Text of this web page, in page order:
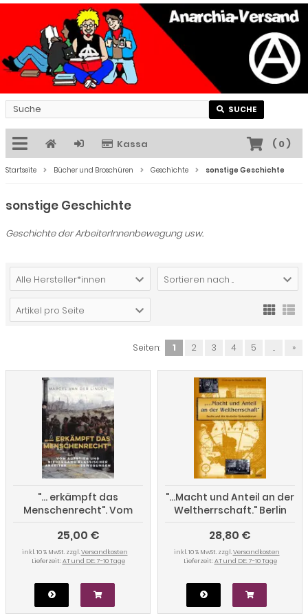
SUCHE
Kassa ( 0)
Startseite Bücher und Broschüren Geschichte sonstige Geschichte
sonstige Geschichte
Geschichte der ArbeiterInnenbewegung usw.
Alle Hersteller*innen Sortieren nach ...
Artikel pro Seite
Seiten: 1 2 3 4 5 ... »
"... erkämpft das
Menschenrecht". Vom
Aufstieg und Niedergang
klassischer
ArbeiterInnenbewegungen
25,00 €
inkl. 10 % MwSt. zzgl.Versandkosten
Lieferzeit: AT und DE: 7-10 Tage
"...Macht und Anteil an der
Weltherrschaft." Berlin
und der deutsche
Kolonialismus
28,80 €
inkl. 10 % MwSt. zzgl.Versandkosten
Lieferzeit: AT und DE: 7-10 Tage